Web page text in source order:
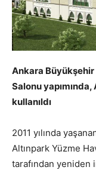
Ankara Büyükşehir
Salonu
kullanıldı
2011 yılında
Altınpark Yüzme
tarafından yeniden